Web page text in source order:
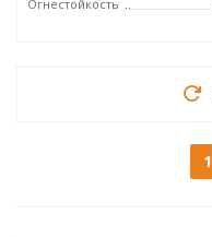
Огнестойкость
1